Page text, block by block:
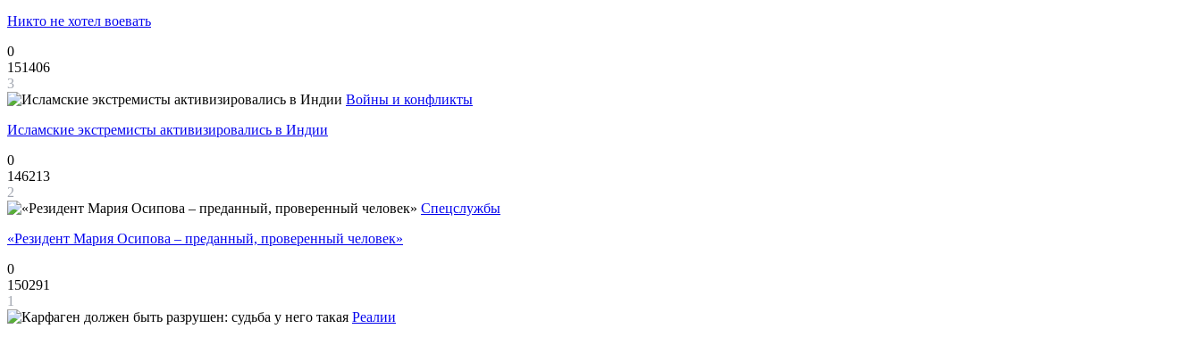
Никто не хотел воевать
0
151406
3
Войны и конфликты
Исламские экстремисты активизировались в Индии
0
146213
2
Спецслужбы
«Резидент Мария Осипова – преданный, проверенный человек»
0
150291
1
Реалии